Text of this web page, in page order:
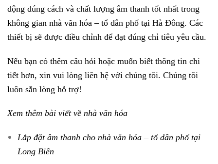
động đúng cách và chất lượng âm thanh tốt nhất trong
không gian nhà văn hóa – tổ dân phố tại Hà Đông. Các
thiết bị sẽ được điều chỉnh để đạt đúng chỉ tiêu yêu cầu.
Nếu bạn có thêm câu hỏi hoặc muốn biết thông tin chi
tiết hơn, xin vui lòng liên hệ với chúng tôi. Chúng tôi
luôn sẵn lòng hỗ trợ!
Xem thêm bài viết về nhà văn hóa
Lắp đặt âm thanh cho nhà văn hóa – tổ dân phố tại
Long Biên